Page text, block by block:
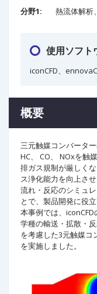
分野1: 熱流体解析
使用ソフト
iconCFD、
概要
三元触媒コンバータ
HC、 CO、 NOxを触
排ガス規制が厳しく
ス浄化能力を向上さ
流れ・反応のシミュ
とで、製品開発に役
本事例では、
学種の輸送・拡散・
を考慮した3元触媒コ
を実施しました。